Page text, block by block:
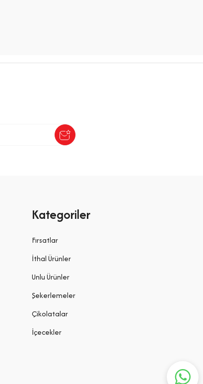
Kategoriler
Fırsatlar
İthal Ürünler
Unlu Ürünler
Şekerlemeler
Çikolatalar
İçecekler